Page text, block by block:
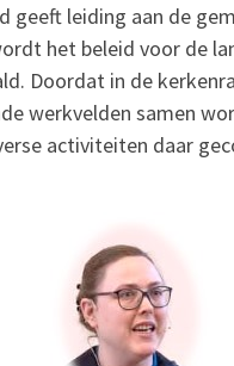
geeft leiding aan de
het beleid voor de
Doordat in de
werkvelden samen
activiteiten daar